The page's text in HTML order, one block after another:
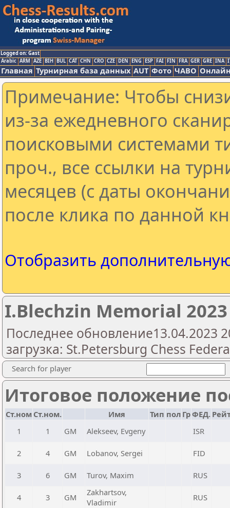
Logged on: Gast
Arabic ARM AZE BIH BUL CAT CHN CRO CZE DEN ENG ESP FAI FIN FRA GER GRE INA
Главная Турнирная база данных AUT Фото ЧАВО
Примечание: Чтобы
из-за ежедневного
поисковыми системами
проч., все ссылки на
месяцев (с даты
после клика по данной
Отобразить
I.Blechzin Memorial
Последнее обновление13.04.2023
загрузка: St.Petersburg Chess
Search for player
Итоговое положение
Ст.ном Ст.ном. Имя Тип пол ГрФЕД.
1
1 GM Alekseev, Evgeny ISR
2 4 GM Lobanov, Sergei FID
3 6 GM Turov, Maxim RUS
4 3 GM
Zakhartsov,
Vladimir
RUS